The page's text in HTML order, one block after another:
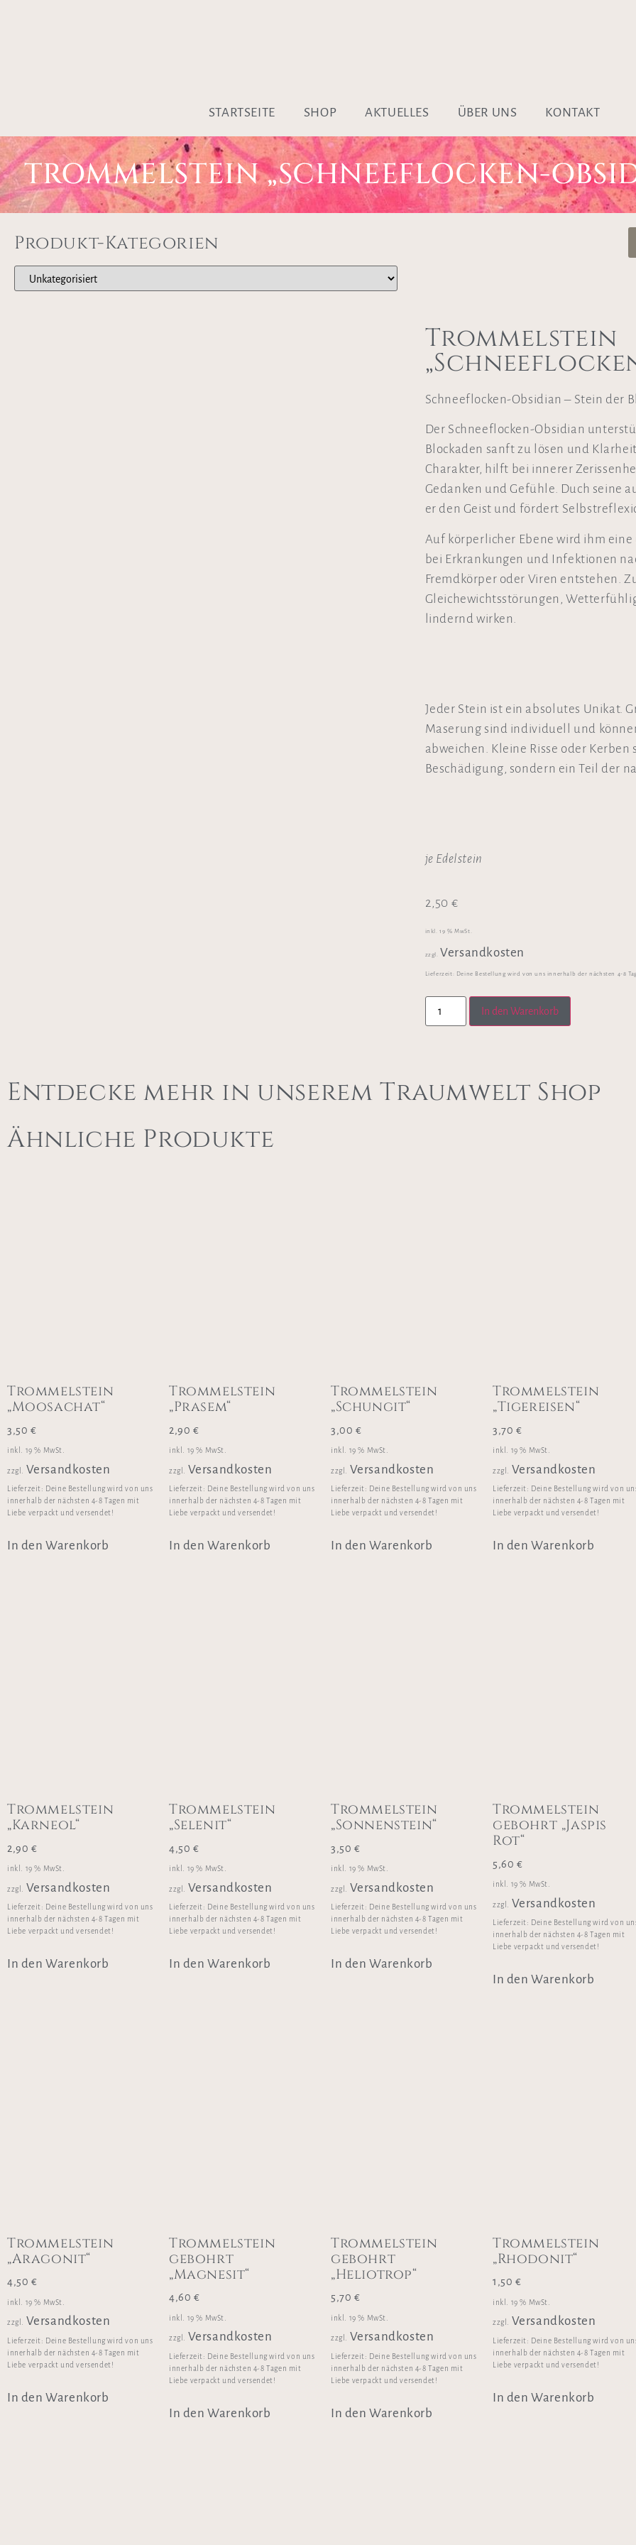
STARTSEITE SHOP AKTUELLES ÜBER UNS KONTAKT
TROMMELSTEIN „SCHNEEFLOCKEN-
Produkt-Kategorien
Trommelstein
Schneeflocken-Obsidian – Stein der
Der Schneeflocken-Obsidian
Blockaden sanft zu lösen und
Charakter, hilft bei innerer
Gedanken und Gefühle. Duch seine
er den Geist und fördert
Auf körperlicher Ebene wird ihm
bei Erkrankungen und Infektionen
Fremdkörper oder Viren entstehen.
Gleichewichtsstörungen,
lindernd wirken.
Jeder Stein ist ein absolutes Unikat.
Maserung sind individuell und
abweichen. Kleine Risse oder Kerben
Beschädigung, sondern ein Teil der
je Edelstein
2,50 €
inkl. 19 % MwSt.
zzgl. Versandkosten
Lieferzeit: Deine Bestellung wird von uns innerhalb der nächsten 4-8
In den Warenkorb
Entdecke mehr in unserem Traumwelt Shop
Ähnliche Produkte
Trommelstein
„Moosachat“
3,50 €
inkl. 19 % MwSt.
zzgl. Versandkosten
Lieferzeit: Deine Bestellung wird von uns
innerhalb der nächsten 4-8 Tagen mit
Liebe verpackt und versendet!
In den Warenkorb
Trommelstein
„Prasem“
2,90 €
inkl. 19 % MwSt.
zzgl. Versandkosten
Lieferzeit: Deine Bestellung wird von uns
innerhalb der nächsten 4-8 Tagen mit
Liebe verpackt und versendet!
In den Warenkorb
Trommelstein
„Schungit“
3,00 €
inkl. 19 % MwSt.
zzgl. Versandkosten
Lieferzeit: Deine Bestellung wird von uns
innerhalb der nächsten 4-8 Tagen mit
Liebe verpackt und versendet!
In den Warenkorb
Trommelstein
„Tigereisen“
3,70 €
inkl. 19 % MwSt.
zzgl. Versandkosten
Lieferzeit: Deine Bestellung wird von
innerhalb der nächsten 4-8 Tagen mit
Liebe verpackt und versendet!
In den Warenkorb
Trommelstein
„Karneol“
2,90 €
inkl. 19 % MwSt.
zzgl. Versandkosten
Lieferzeit: Deine Bestellung wird von uns
innerhalb der nächsten 4-8 Tagen mit
Liebe verpackt und versendet!
In den Warenkorb
Trommelstein
„Selenit“
4,50 €
inkl. 19 % MwSt.
zzgl. Versandkosten
Lieferzeit: Deine Bestellung wird von uns
innerhalb der nächsten 4-8 Tagen mit
Liebe verpackt und versendet!
In den Warenkorb
Trommelstein
„Sonnenstein“
3,50 €
inkl. 19 % MwSt.
zzgl. Versandkosten
Lieferzeit: Deine Bestellung wird von uns
innerhalb der nächsten 4-8 Tagen mit
Liebe verpackt und versendet!
In den Warenkorb
Trommelstein
gebohrt „Jaspis
Rot“
5,60 €
inkl. 19 % MwSt.
zzgl. Versandkosten
Lieferzeit: Deine Bestellung wird von
innerhalb der nächsten 4-8 Tagen mit
Liebe verpackt und versendet!
In den Warenkorb
Trommelstein
„Aragonit“
4,50 €
inkl. 19 % MwSt.
zzgl. Versandkosten
Lieferzeit: Deine Bestellung wird von uns
innerhalb der nächsten 4-8 Tagen mit
Liebe verpackt und versendet!
In den Warenkorb
Trommelstein
gebohrt
„Magnesit“
4,60 €
inkl. 19 % MwSt.
zzgl. Versandkosten
Lieferzeit: Deine Bestellung wird von uns
innerhalb der nächsten 4-8 Tagen mit
Liebe verpackt und versendet!
In den Warenkorb
Trommelstein
gebohrt
„Heliotrop“
5,70 €
inkl. 19 % MwSt.
zzgl. Versandkosten
Lieferzeit: Deine Bestellung wird von uns
innerhalb der nächsten 4-8 Tagen mit
Liebe verpackt und versendet!
In den Warenkorb
Trommelstein
„Rhodonit“
1,50 €
inkl. 19 % MwSt.
zzgl. Versandkosten
Lieferzeit: Deine Bestellung wird von
innerhalb der nächsten 4-8 Tagen mit
Liebe verpackt und versendet!
In den Warenkorb